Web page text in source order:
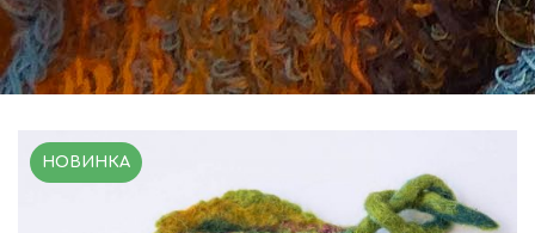
НОВИНКА